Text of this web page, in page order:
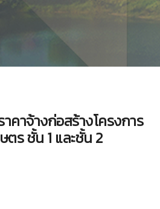
คาจ้างก่อสร้างโครงการ
ร ชั้น 1 และชั้น 2